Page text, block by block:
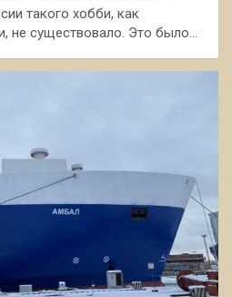
такого хобби, как
не существовало. Это было…